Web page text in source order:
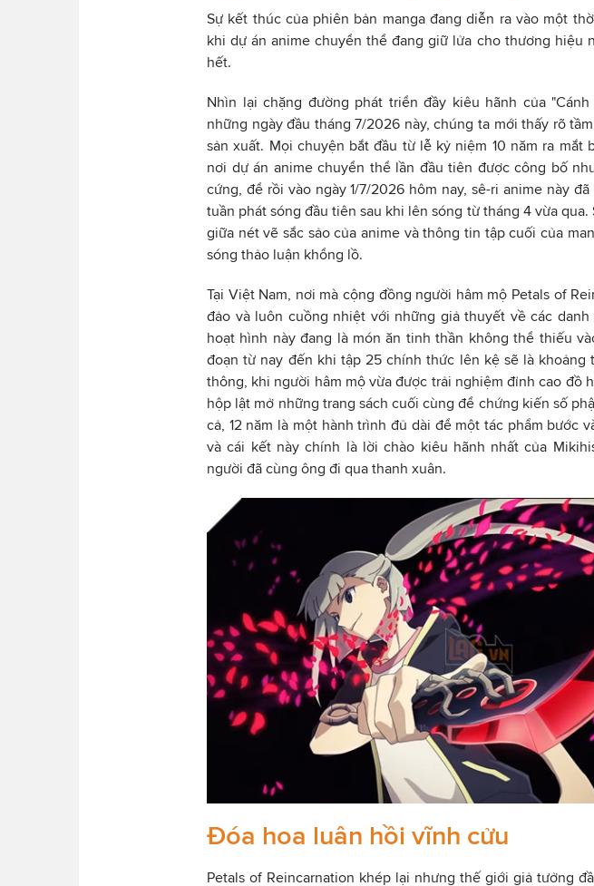
Sự kết thúc của phiên bản manga đang diễn ra vào một
khi dự án anime chuyển thể đang giữ lửa cho thương hiệu
hết.
Nhìn lại chặng đường phát triển đầy kiêu hãnh của
những ngày đầu tháng 7/2026 này, chúng ta mới thấy rõ
sản xuất. Mọi chuyện bắt đầu từ lễ kỷ niệm 10 năm ra mắt
nơi dự án anime chuyển thể lần đầu tiên được công bố
cứng, để rồi vào ngày 1/7/2026 hôm nay, sê-ri anime này
tuần phát sóng đầu tiên sau khi lên sóng từ tháng 4 vừa
giữa nét vẽ sắc sảo của anime và thông tin tập cuối của
sóng thảo luận khổng lồ.
Tại Việt Nam, nơi mà cộng đồng người hâm mộ Petals of
đảo và luôn cuồng nhiệt với những giả thuyết về các
hoạt hình này đang là món ăn tinh thần không thể thiếu
đoạn từ nay đến khi tập 25 chính thức lên kệ sẽ là khoảng
thông, khi người hâm mộ vừa được trải nghiệm đỉnh cao đồ
hộp lật mở những trang sách cuối cùng để chứng kiến số
cả, 12 năm là một hành trình đủ dài để một tác phẩm bước
và cái kết này chính là lời chào kiêu hãnh nhất của
người đã cùng ông đi qua thanh xuân.
Đóa hoa luân hồi vĩnh cửu
Petals of Reincarnation khép lại nhưng thế giới giả tưởng